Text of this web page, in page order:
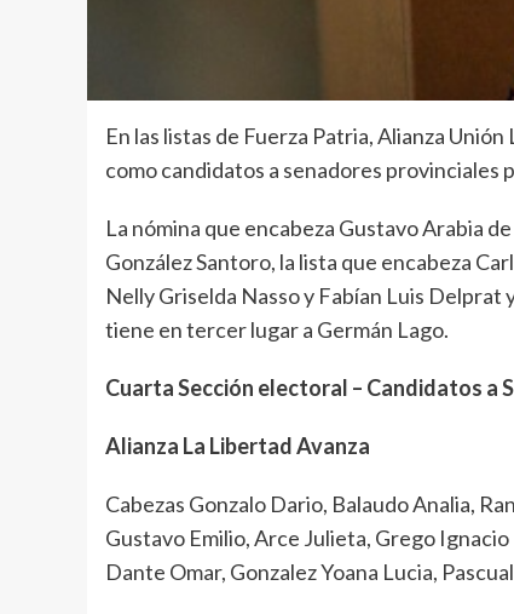
En las listas de Fuerza Patria, Alianza
como candidatos a senadores provinciales
La nómina que encabeza Gustavo Arabia
González Santoro, la lista que encabeza
Nelly Griselda Nasso y Fabían Luis
tiene en tercer lugar a Germán Lago.
Cuarta Sección electoral – Candidatos a
Alianza La Libertad Avanza
Cabezas Gonzalo Dario, Balaudo Analia,
Gustavo Emilio, Arce Julieta, Grego
Dante Omar, Gonzalez Yoana Lucia,